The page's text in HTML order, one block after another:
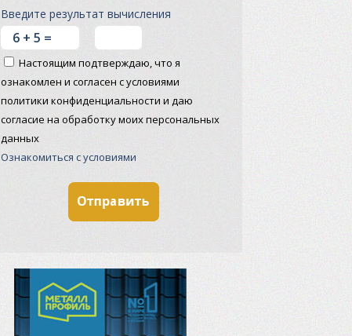
Введите результат вычисления
Настоящим подтверждаю, что я
ознакомлен и согласен с условиями
политики конфиденциальности и даю
согласие на обработку моих персональных
данных
Ознакомиться с условиями